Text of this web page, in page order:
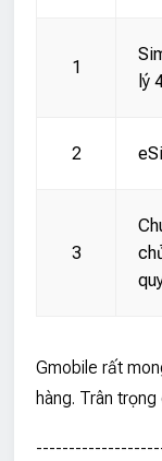
1
lý
2
3
Gmobile rất
hàng. Trân